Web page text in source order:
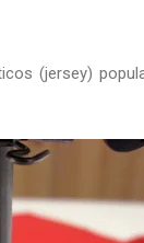
(jersey)